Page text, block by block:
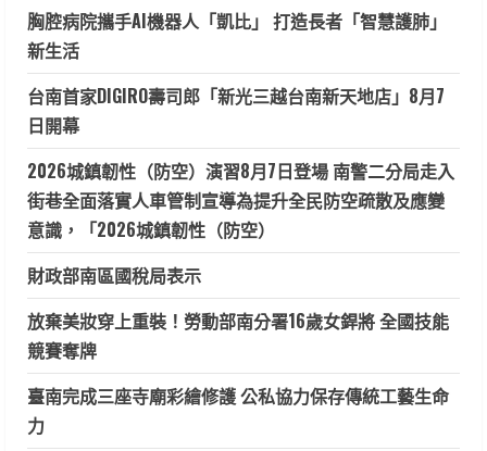
胸腔病院攜手AI機器人「凱比」 打造長者「智慧護肺」
新生活
台南首家DIGIRO壽司郎「新光三越台南新天地店」8月7
日開幕
2026城鎮韌性（防空）演習8月7日登場 南警二分局走入
街巷全面落實人車管制宣導為提升全民防空疏散及應變
意識，「2026城鎮韌性（防空）
財政部南區國稅局表示
放棄美妝穿上重裝！勞動部南分署16歲女銲將 全國技能
競賽奪牌
臺南完成三座寺廟彩繪修護 公私協力保存傳統工藝生命
力